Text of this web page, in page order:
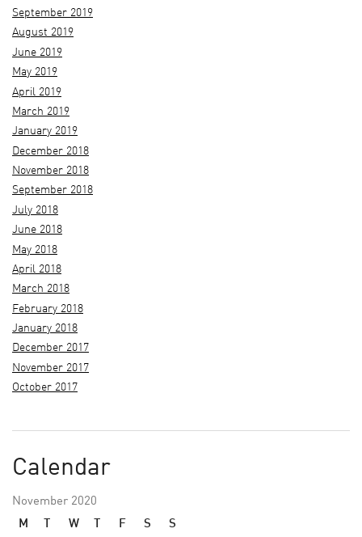
September 2019
August 2019
June 2019
May 2019
April 2019
March 2019
January 2019
December 2018
November 2018
September 2018
July 2018
June 2018
May 2018
April 2018
March 2018
February 2018
January 2018
December 2017
November 2017
October 2017
Calendar
November 2020
M
W F S
S